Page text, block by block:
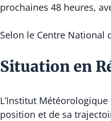
prochaines 48 heures,
Selon le Centre
Situation en
L’Institut
position et de sa